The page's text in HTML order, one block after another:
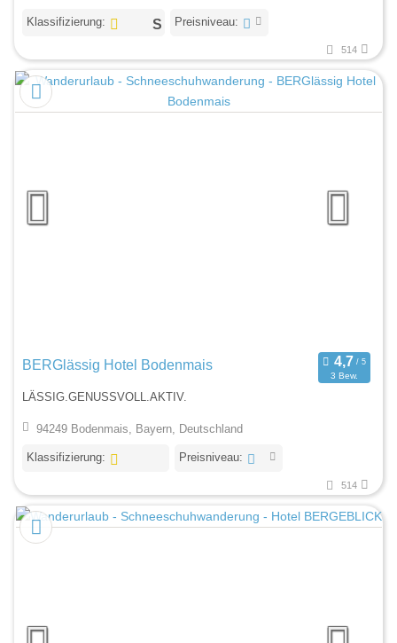
Klassifizierung: Preisniveau:
514
BERGlässig Hotel Bodenmais
3 Bew.
LÄSSIG.GENUSSVOLL.AKTIV.
94249 Bodenmais, Bayern, Deutschland
Klassifizierung: Preisniveau:
514